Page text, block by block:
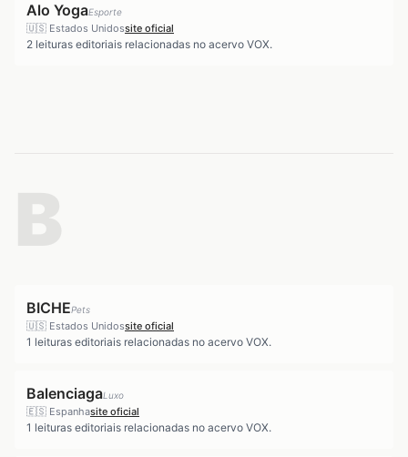
Alo YogaEsporte
🇺🇸 Estados Unidossite oficial
2 leituras editoriais relacionadas no acervo VOX.
BICHEPets
🇺🇸 Estados Unidossite oficial
1 leituras editoriais relacionadas no acervo VOX.
BalenciagaLuxo
🇪🇸 Espanhasite oficial
1 leituras editoriais relacionadas no acervo VOX.